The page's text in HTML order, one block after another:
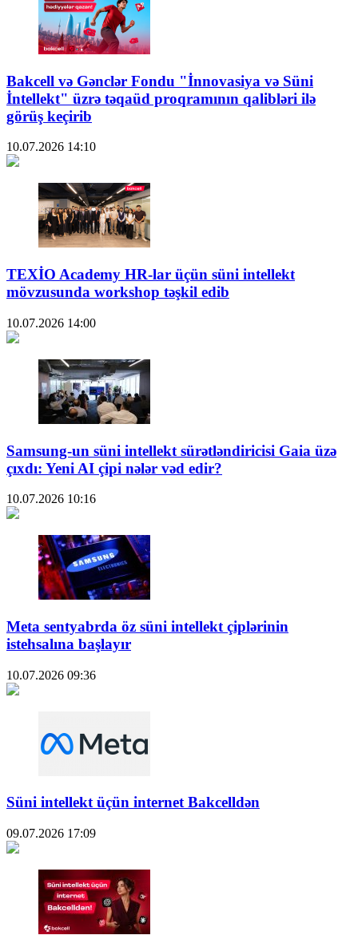
Bakcell və Gənclər Fondu "İnnovasiya və Süni
İntellekt" üzrə təqaüd proqramının qalibləri ilə
görüş keçirib
10.07.2026 14:10
TEXİO Academy HR-lar üçün süni intellekt
mövzusunda workshop təşkil edib
10.07.2026 14:00
Samsung-un süni intellekt sürətləndiricisi Gaia üzə
çıxdı: Yeni AI çipi nələr vəd edir?
10.07.2026 10:16
Meta sentyabrda öz süni intellekt çiplərinin
istehsalına başlayır
10.07.2026 09:36
Süni intellekt üçün internet Bakcelldən
09.07.2026 17:09